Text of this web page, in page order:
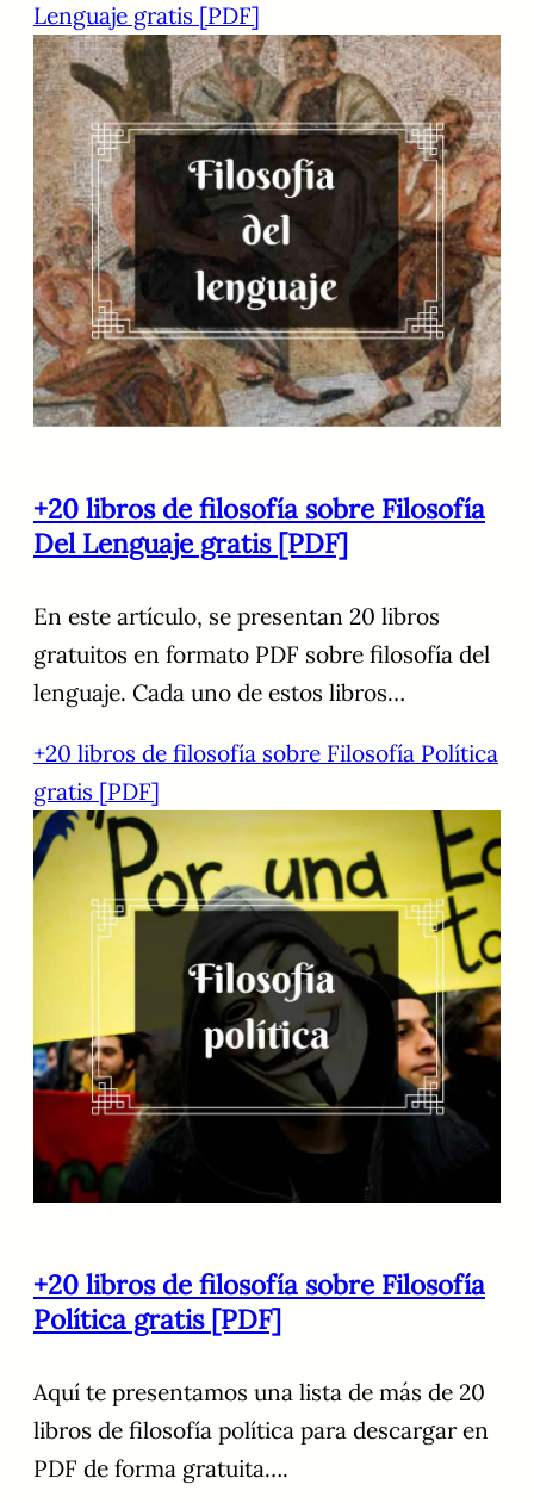
Lenguaje gratis [PDF]
+20 libros de filosofía sobre Filosofía
Del Lenguaje gratis [PDF]
En este artículo, se presentan 20 libros
gratuitos en formato PDF sobre filosofía del
lenguaje. Cada uno de estos libros…
+20 libros de filosofía sobre Filosofía Política
gratis [PDF]
+20 libros de filosofía sobre Filosofía
Política gratis [PDF]
Aquí te presentamos una lista de más de 20
libros de filosofía política para descargar en
PDF de forma gratuita….